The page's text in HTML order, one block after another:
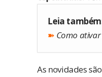
Leia
➽ Como ativar
As novidades